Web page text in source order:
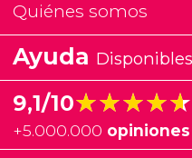
Quiénes somos
Ayuda
9,1/10★★★★★
★★★★★
+5.000.000